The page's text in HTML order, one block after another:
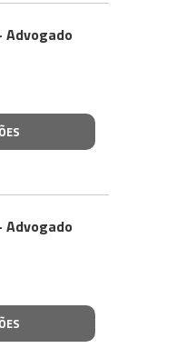
Advogado
Advogado